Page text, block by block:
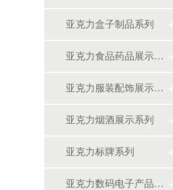
亚克力盒子制品系列
亚克力食品药品展示系列
亚克力服装配饰展示系列
亚克力烟酒展示系列
亚克力标牌系列
亚克力数码电子产品展示系列